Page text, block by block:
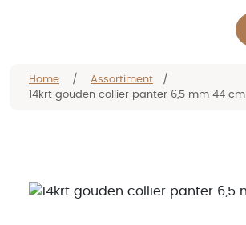
Home / Assortiment
/
14krt gouden collier panter 6,5 mm 44 cm